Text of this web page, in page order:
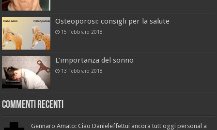
Osteoporosi: consigli per la salute
15 Febbraio 2018
L’importanza del sonno
13 Febbraio 2018
Commenti recenti
Gennaro Amato: Ciao Danieleffettui ancora tutt oggi personal a